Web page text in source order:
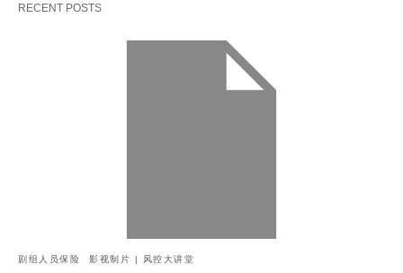
RECENT POSTS
剧组人员保险 影视制片 | 风控大讲堂